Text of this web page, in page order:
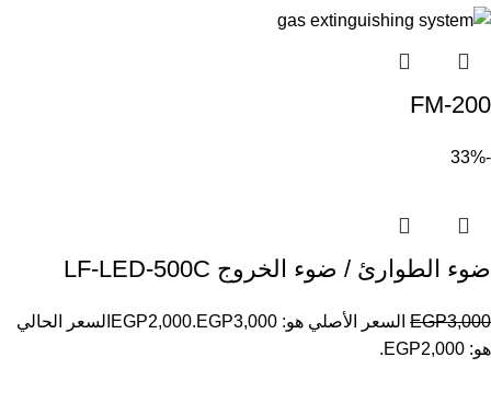
FM-200
-33%
ضوء الطوارئ / ضوء الخروج LF-LED-500C
EGP3,000 السعر الأصلي هو: EGP3,000. EGP2,000
السعر الحالي
هو: EGP2,000.